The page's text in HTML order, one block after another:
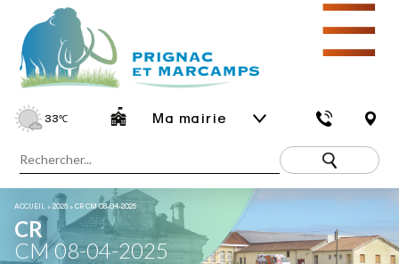
33℃ Ma mairie
☰
ACCUEIL »2025 »CR CM 08-04-2025
CR
CM 08-04-2025